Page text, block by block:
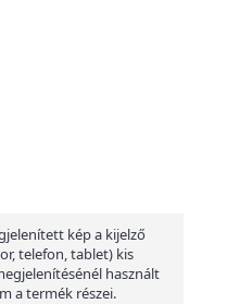
kép a kijelző
telefon, tablet) kis
használt
a termék részei.